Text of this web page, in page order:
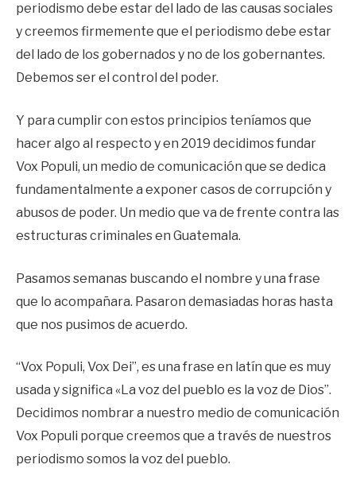
periodismo debe estar del lado de las causas sociales
y creemos firmemente que el periodismo debe estar
del lado de los gobernados y no de los gobernantes.
Debemos ser el control del poder.
Y para cumplir con estos principios teníamos que
hacer algo al respecto y en 2019 decidimos fundar
Vox Populi, un medio de comunicación que se dedica
fundamentalmente a exponer casos de corrupción y
abusos de poder. Un medio que va de frente contra las
estructuras criminales en Guatemala.
Pasamos semanas buscando el nombre y una frase
que lo acompañara. Pasaron demasiadas horas hasta
que nos pusimos de acuerdo.
“Vox Populi, Vox Dei”, es una frase en latín que es muy
usada y significa «La voz del pueblo es la voz de Dios”.
Decidimos nombrar a nuestro medio de comunicación
Vox Populi porque creemos que a través de nuestros
periodismo somos la voz del pueblo.